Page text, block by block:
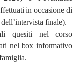
in occasione di
finale).
quesiti nel corso
nel box informativo